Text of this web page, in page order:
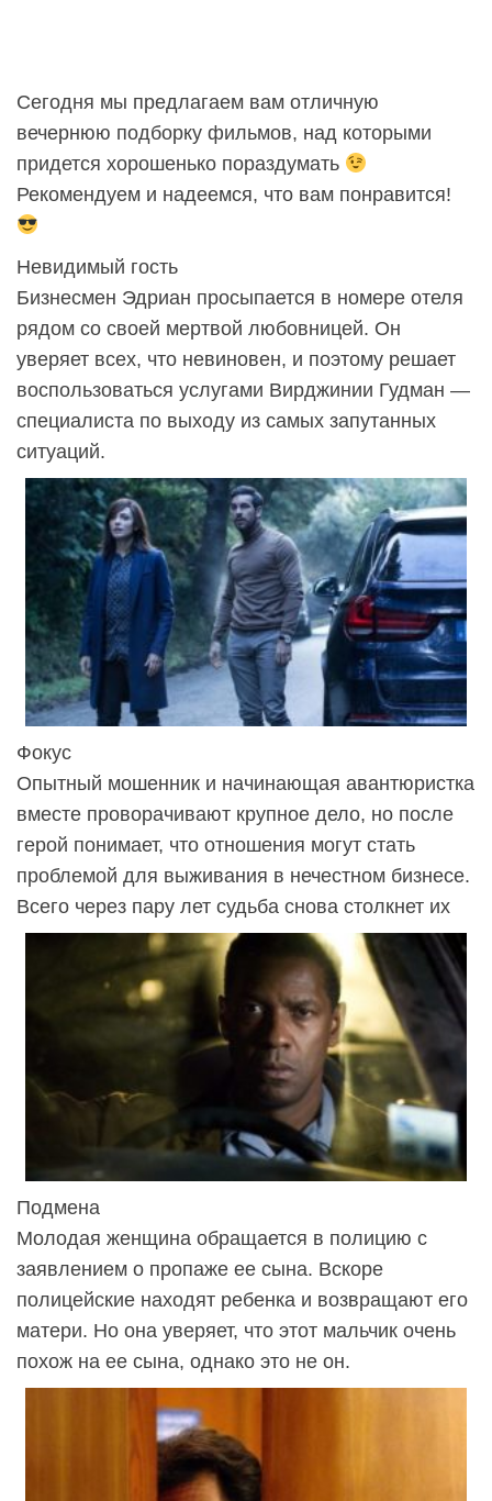
Сегодня мы предлагаем вам отличную
вечернюю подборку фильмов, над которыми
придется хорошенько пораздумать
Рекомендуем и надеемся, что вам понравится!
Невидимый гость
Бизнесмен Эдриан просыпается в номере отеля
рядом со своей мертвой любовницей. Он
уверяет всех, что невиновен, и поэтому решает
воспользоваться услугами Вирджинии Гудман —
специалиста по выходу из самых запутанных
ситуаций.
Фокус
Опытный мошенник и начинающая авантюристка
вместе проворачивают крупное дело, но после
герой понимает, что отношения могут стать
проблемой для выживания в нечестном бизнесе.
Всего через пару лет судьба снова столкнет их
Подмена
Молодая женщина обращается в полицию с
заявлением о пропаже ее сына. Вскоре
полицейские находят ребенка и возвращают его
матери. Но она уверяет, что этот мальчик очень
похож на ее сына, однако это не он.